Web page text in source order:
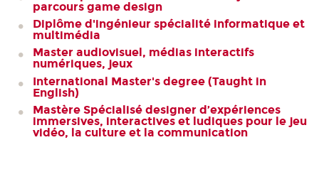
parcours game design
Diplôme d'ingénieur spécialité informatique et
multimédia
Master audiovisuel, médias interactifs
numériques, jeux
International Master's degree (Taught in
English)
Mastère Spécialisé designer d’expériences
immersives, interactives et ludiques pour le jeu
vidéo, la culture et la communication